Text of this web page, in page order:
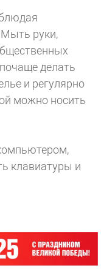
руки,
делать
и регулярно
можно носить
клавиатуры и